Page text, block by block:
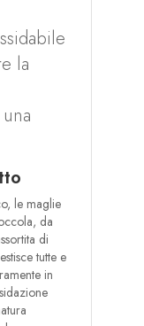
la
le maglie
da
di
tutte e
in